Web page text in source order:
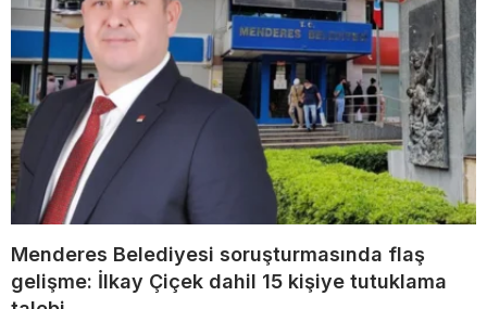
Menderes Belediyesi soruşturmasında flaş
gelişme: İlkay Çiçek dahil 15 kişiye tutuklama